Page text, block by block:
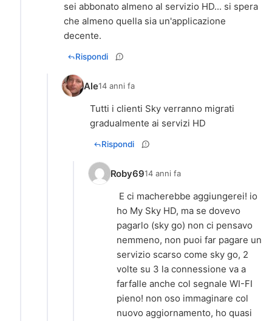
sei abbonato almeno al servizio HD... si spera
che almeno quella sia un'applicazione
decente.
Rispondi
Ale14 anni fa
Tutti i clienti Sky verranno migrati
gradualmente ai servizi HD
Rispondi
Roby6914 anni fa
E ci macherebbe aggiungerei! io
ho My Sky HD, ma se dovevo
pagarlo (sky go) non ci pensavo
nemmeno, non puoi far pagare un
servizio scarso come sky go, 2
volte su 3 la connessione va a
farfalle anche col segnale WI-FI
pieno! non oso immaginare col
nuovo aggiornamento, ho quasi